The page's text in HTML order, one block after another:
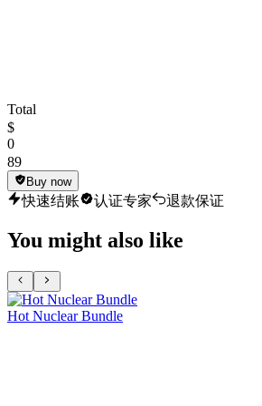
Total
$
0
89
Buy now
快速结账 认证专家 退款保证
You might also like
Hot Nuclear Bundle